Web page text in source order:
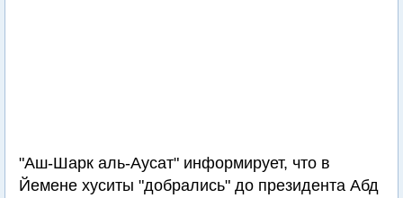
"Аш-Шарк аль-Аусат" информирует, что в
Йемене хуситы "добрались" до президента Абд